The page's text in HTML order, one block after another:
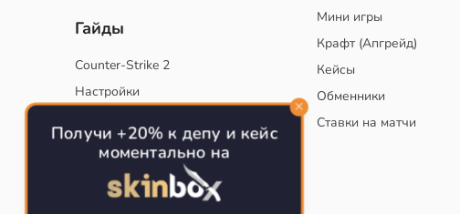
Гайды
Counter-Strike 2
Настройки
Тактики
Конфиг для тренировок в CS
Как сохранить свой конфиг CS
Мини игры
Крафт (Апгрейд)
Кейсы
Обменники
Ставки на матчи
Получи +20% к депу и кейс
моментально на